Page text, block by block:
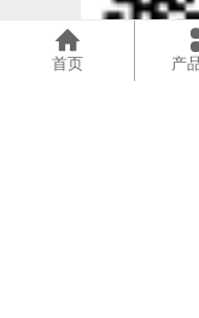
򠡁
首页 产